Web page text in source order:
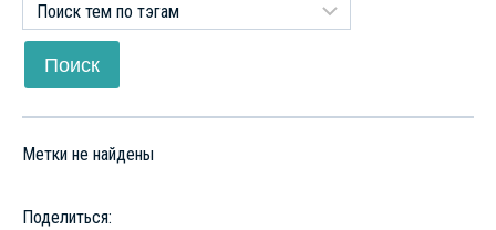
Метки не найдены
Поделиться: